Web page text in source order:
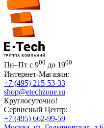
Пн–Пт с 900 до 1900
Интернет-Магазин:
+7 (495) 215-53-33
shop@etechzone.ru
Круглосуточно!
Сервисный Центр:
+7 (495) 662-99-59